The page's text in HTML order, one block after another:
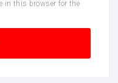
in this browser for the